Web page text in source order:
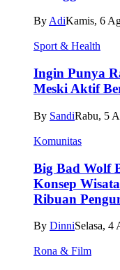
ByAdiKamis, 6
Sport & Health
Ingin Punya
Meski Aktif
By SandiRabu, 5
Komunitas
Big Bad Wolf
Konsep
Ribuan
By DinniSelasa, 4
Rona & Film